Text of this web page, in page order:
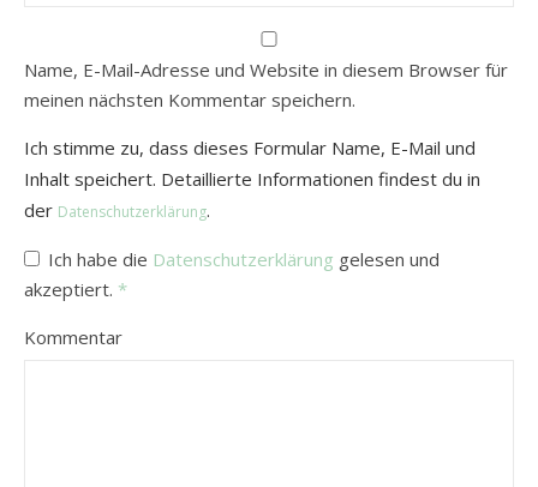
Name, E-Mail-Adresse und Website in diesem Browser für
meinen nächsten Kommentar speichern.
Ich stimme zu, dass dieses Formular Name, E-Mail und
Inhalt speichert. Detaillierte Informationen findest du in
der Datenschutzerklärung.
Ich habe die Datenschutzerklärung gelesen und
akzeptiert. *
Kommentar